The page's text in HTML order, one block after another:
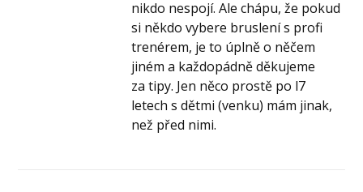
nikdo nespojí. Ale chápu, že pokud
si někdo vybere bruslení s profi
trenérem, je to úplně o něčem
jiném a každopádně děkujeme
za tipy. Jen něco prostě po l7
letech s dětmi (venku) mám jinak,
než před nimi.